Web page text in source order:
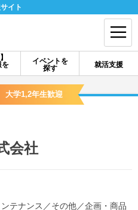
イト
を
イベントを
探す
就活支援
ログイン
会員ID・パスワードを忘れた方はこちら
大学1,2年生歓迎
会社
テナンス ／その他／企画・商品